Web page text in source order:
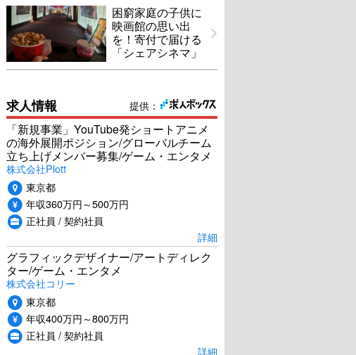
困窮家庭の子供に
映画館の思い出
を！寄付で届ける
「シェアシネマ」
提供：
求人情報
「新規事業」YouTube発ショートアニメ
の海外展開ポジション/グローバルチーム
立ち上げメンバー募集/ゲーム・エンタメ
株式会社Plott
東京都
年収360万円～500万円
正社員 / 契約社員
詳細
グラフィックデザイナー/アートディレク
ター/ゲーム・エンタメ
株式会社コリー
東京都
年収400万円～800万円
正社員 / 契約社員
詳細